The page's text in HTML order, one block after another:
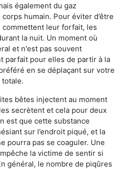
également du gaz
humain. Pour éviter d’être
commettent leur forfait, les
la nuit. Un moment où
et n'est pas souvent
parfait pour elles de partir à la
en se déplaçant sur votre
bêtes injectent au moment
secrètent et cela pour deux
est que cette substance
sur l’endroit piqué, et la
pourra pas se coaguler. Une
la victime de sentir si
général, le nombre de piqûres